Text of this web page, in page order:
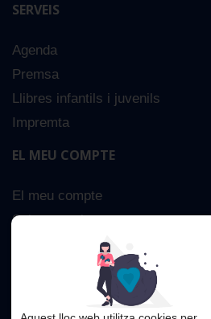
SERVEIS
Agenda
Premsa
Llibres infantils i juvenils
Impremta
EL MEU COMPTE
El meu compte
Sobre nosaltres
Cerca Avançada